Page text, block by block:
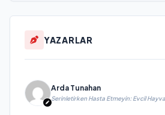
YAZARLAR
Arda Tunahan
Serinletirken Hasta Etmeyin: Evcil